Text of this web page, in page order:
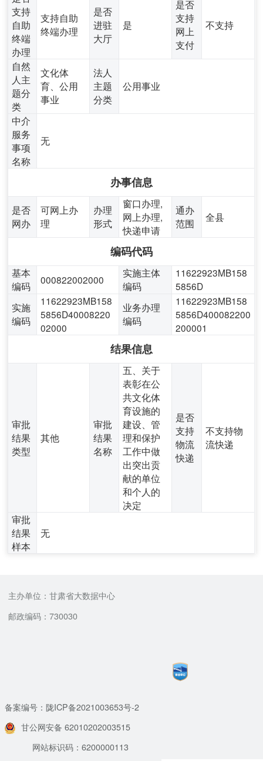
支持
自助
终端
办理
支持自助
终端办理
是否
进驻
大厅
是
是否
支持
网上
支付
不支持
自然
人主
题分
类
文化体
育、公用
事业
法人
主题
分类
公用事业
中介
服务
事项
名称
无
办事信息
是否
网办
可网上办
理
办理
形式
窗口办理,
网上办理,
快递申请
通办
范围
全县
编码代码
基本
编码
000822002000
实施主体
编码
11622923MB158
5856D
实施
编码
11622923MB158
5856D40008220
02000
业务办理
编码
11622923MB158
5856D400082200
200001
结果信息
审批
结果
类型
其他
审批
结果
名称
五、关于
表彰在公
共文化体
育设施的
建设、管
理和保护
工作中做
出突出贡
献的单位
和个人的
决定
是否
支持
物流
快递
不支持物
流快递
审批
结果
样本
无
主办单位：甘肃省大数据中心
邮政编码：730030
备案编号：陇ICP备2021003653号-2
甘公网安备 62010202003515
网站标识码：6200000113